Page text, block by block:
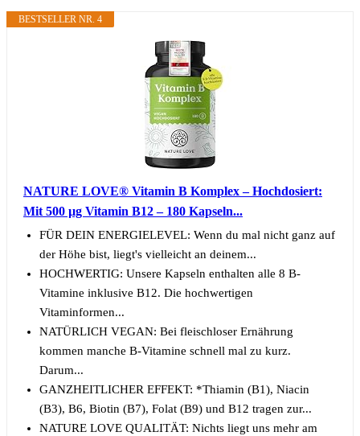
BESTSELLER NR. 4
NATURE LOVE® Vitamin B Komplex – Hochdosiert:
Mit 500 µg Vitamin B12 – 180 Kapseln...
FÜR DEIN ENERGIELEVEL: Wenn du mal nicht ganz auf
der Höhe bist, liegt's vielleicht an deinem...
HOCHWERTIG: Unsere Kapseln enthalten alle 8 B-
Vitamine inklusive B12. Die hochwertigen
Vitaminformen...
NATÜRLICH VEGAN: Bei fleischloser Ernährung
kommen manche B-Vitamine schnell mal zu kurz.
Darum...
GANZHEITLICHER EFFEKT: *Thiamin (B1), Niacin
(B3), B6, Biotin (B7), Folat (B9) und B12 tragen zur...
NATURE LOVE QUALITÄT: Nichts liegt uns mehr am